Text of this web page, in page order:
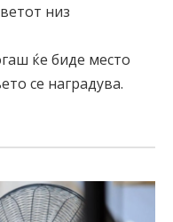
низ
ќе биде место
се наградува.